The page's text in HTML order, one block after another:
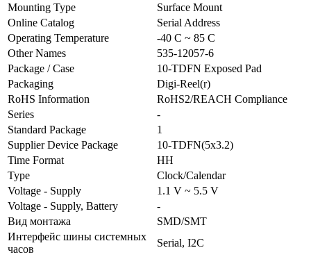
Mounting Type
Surface Mount
Online Catalog
Serial Address
Operating Temperature
-40 C ~ 85 C
Other Names
535-12057-6
Package / Case
10-TDFN Exposed Pad
Packaging
Digi-Reel(r)
RoHS Information
RoHS2/REACH Compliance
Series
-
Standard Package
1
Supplier Device Package
10-TDFN(5x3.2)
Time Format
HH
Type
Clock/Calendar
Voltage - Supply
1.1 V ~ 5.5 V
Voltage - Supply, Battery
-
Вид монтажа
SMD/SMT
Интерфейс шины системных
часов
Serial, I2C